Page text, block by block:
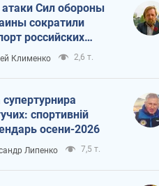
атаки Сил обороны
сократили
российских
Клименко 2,6 т.
спортивній
осени-2026
Липенко 7,5 т.